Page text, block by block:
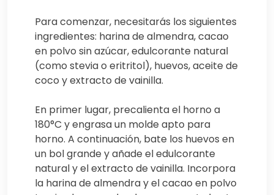
Para comenzar, necesitarás los siguientes
ingredientes: harina de almendra, cacao
en polvo sin azúcar, edulcorante natural
(como stevia o eritritol), huevos, aceite de
coco y extracto de vainilla.
En primer lugar, precalienta el horno a
180°C y engrasa un molde apto para
horno. A continuación, bate los huevos en
un bol grande y añade el edulcorante
natural y el extracto de vainilla. Incorpora
la harina de almendra y el cacao en polvo